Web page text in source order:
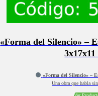
«Forma del Silencio» –
3x17x11
«Forma del Silencio» –
Una obra que habla